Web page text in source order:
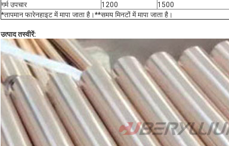
गर्म उपचार
1200
1500
*तापमान फारेनहाइट में मापा जाता है।**समय मिनटों में मापा जाता है।
उत्पाद तस्वीरें: